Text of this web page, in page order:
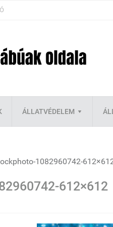
ÁLLATVÉDELEM
1082960742-
612×612